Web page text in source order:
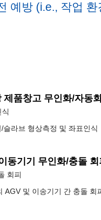
예방 (i.e., 작업
제품창고 무인화/자동
/슬라브 형상측정 및 좌표인식
동기기 무인화/충돌 회
AGV 및 이송기기 간 충돌 회